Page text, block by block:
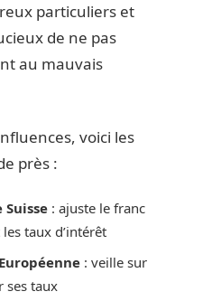
particuliers et
de ne pas
au mauvais
voici les
près :
: ajuste le franc
taux d’intérêt
: veille sur
ses taux